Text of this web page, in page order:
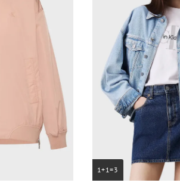
1+1=3